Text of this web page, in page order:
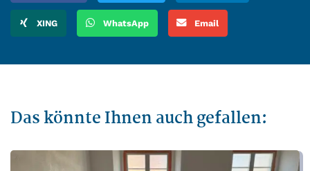
XING WhatsApp Email
Das könnte Ihnen auch gefallen: